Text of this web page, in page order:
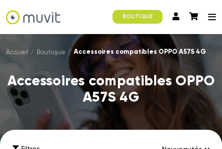
BOUTIQUE
Accueil / Boutique / Accessoires compatibles OPPO A57S 4G
Accessoires compatibles OPPO
A57S 4G